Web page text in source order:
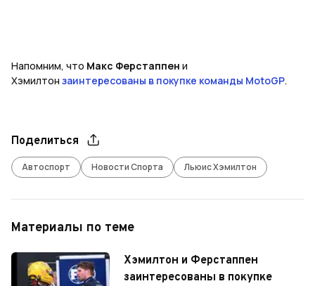
Напомним, что Макс Ферстаппен и
Хэмилтон заинтересованы в покупке команды MotoGP.
Поделиться
Автоспорт Новости Спорта Льюис Хэмилтон
Материалы по теме
Хэмилтон и Ферстаппен
заинтересованы в покупке